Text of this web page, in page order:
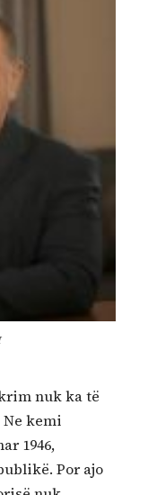
nuk ka të
kemi
1946,
Por ajo